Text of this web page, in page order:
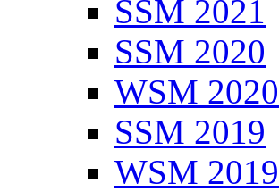
SSM 2021
SSM 2020
WSM 2020
SSM 2019
WSM 2019